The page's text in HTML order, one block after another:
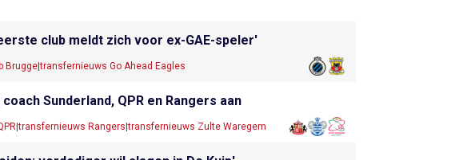
club meldt zich voor ex-GAE-speler'
Brugge|transfernieuws Go Ahead Eagles
Sunderland, QPR en Rangers aan
|transfernieuws Rangers |transfernieuws Zulte Waregem